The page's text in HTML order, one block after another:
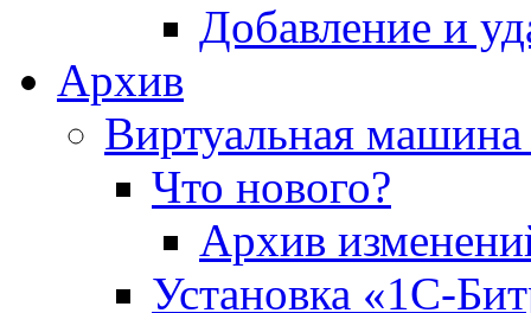
Добавление и
Архив
Виртуальная
Что нового?
Архив
Установка «1С-